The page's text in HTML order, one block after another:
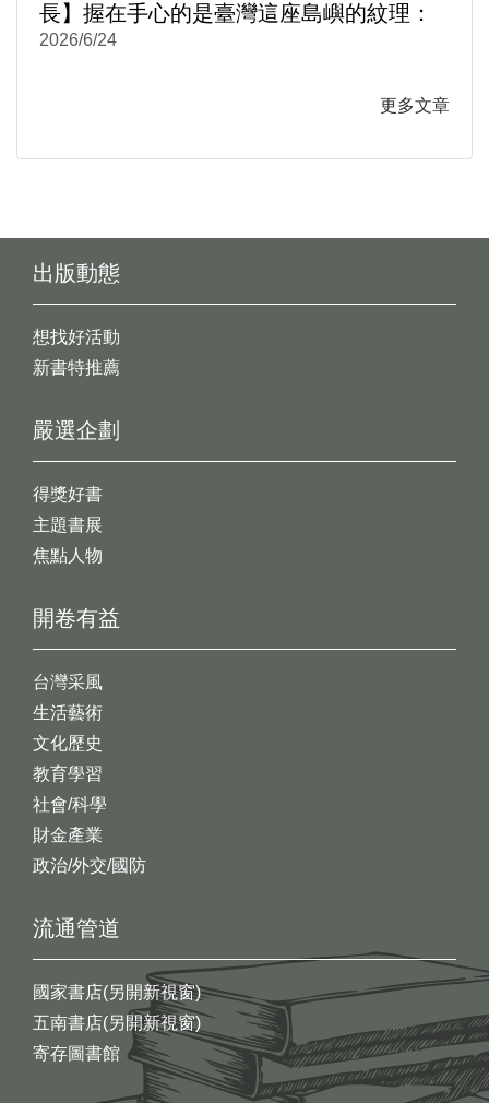
長】握在手心的是臺灣這座島嶼的紋理：
《阡陌之森》從月曆到米蠟筆
2026/6/24
更多文章
出版動態
想找好活動
新書特推薦
開卷有益
台灣采風
生活藝術
文化歷史
教育學習
社會/科學
財金產業
政治/外交/國防
嚴選企劃
得獎好書
主題書展
焦點人物
流通管道
國家書店(另開新視窗)
五南書店(另開新視窗)
寄存圖書館